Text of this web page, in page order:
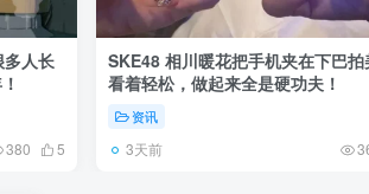
人长
380 5
SKE48 相川暖花把手机夹在下巴拍
看着轻松，做起来全是硬功夫！
资讯
3天前